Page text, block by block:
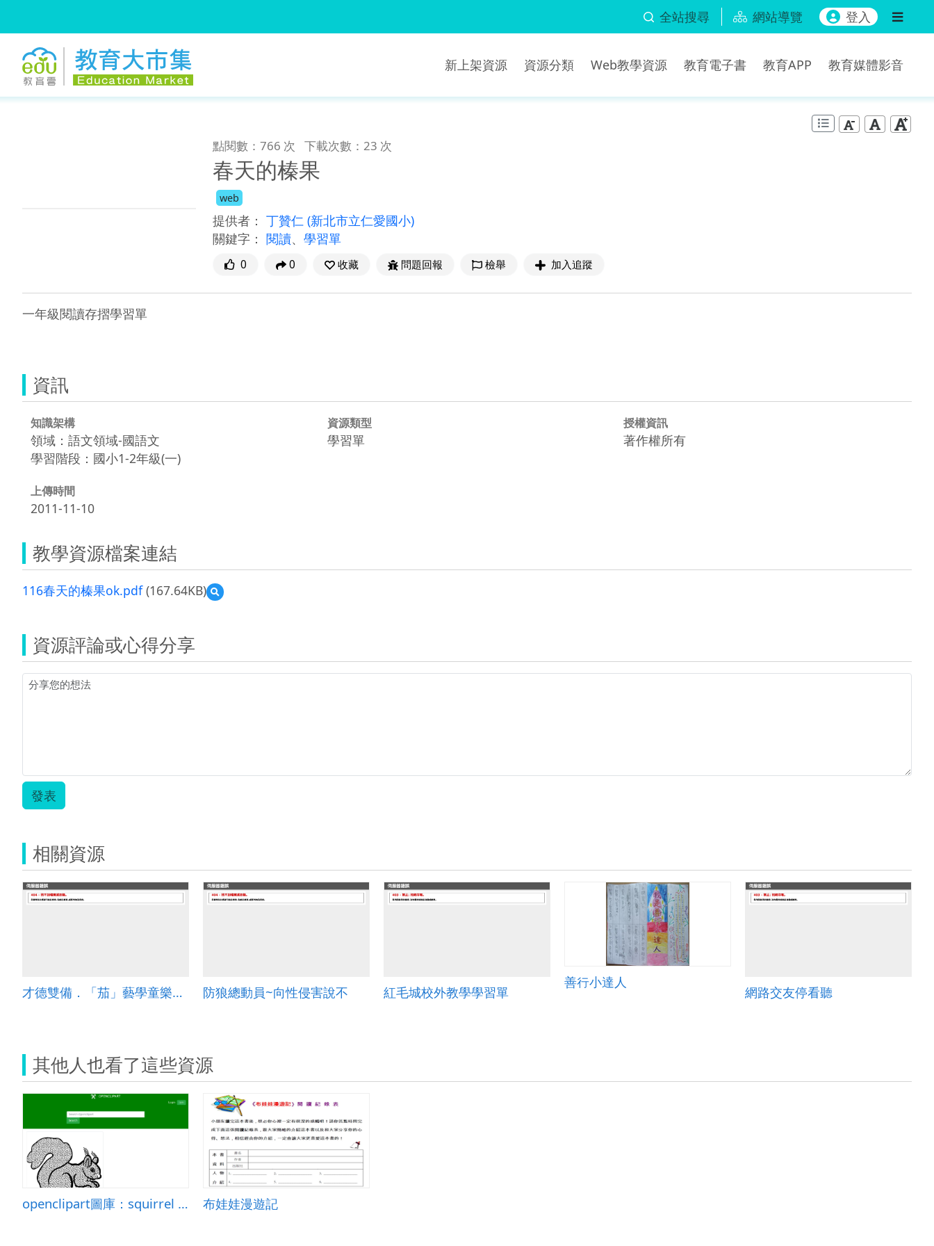
全站搜尋 網站導覽 登入
新上架資源 資源分類 Web教學資源 教育電子書 教育APP 教育媒體影音
點閱數：766 次 下載次數：23 次
春天的榛果
web
提供者： 丁贊仁 (新北市立仁愛國小)
關鍵字： 閱讀、 學習單
0 0 收藏 問題回報 檢舉 加入追蹤
一年級閱讀存摺學習單
資訊
知識架構
領域：語文領域-國語文
學習階段：國小1-2年級(一)
資源類型
學習單
授權資訊
著作權所有
上傳時間
2011-11-10
教學資源檔案連結
116春天的榛果ok.pdf(167.64KB)
預
覽
榛
資源評論或心得分享
發表
相關資源
才德雙備．「茄」藝學童樂悠悠 防狼總動員~向性侵害說不 紅毛城校外教學學習單
善行小達人
網路交友停看聽
其他人也看了這些資源
openclipart圖庫：squirrel - lineart 布娃娃漫遊記